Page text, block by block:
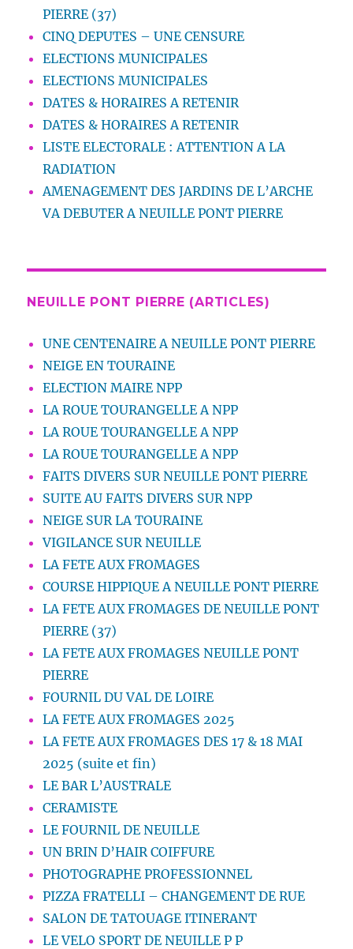
PIERRE (37)
CINQ DEPUTES – UNE CENSURE
ELECTIONS MUNICIPALES
ELECTIONS MUNICIPALES
DATES & HORAIRES A RETENIR
DATES & HORAIRES A RETENIR
LISTE ELECTORALE : ATTENTION A LA
RADIATION
AMENAGEMENT DES JARDINS DE L’ARCHE
VA DEBUTER A NEUILLE PONT PIERRE
NEUILLE PONT PIERRE (ARTICLES)
UNE CENTENAIRE A NEUILLE PONT PIERRE
NEIGE EN TOURAINE
ELECTION MAIRE NPP
LA ROUE TOURANGELLE A NPP
LA ROUE TOURANGELLE A NPP
LA ROUE TOURANGELLE A NPP
FAITS DIVERS SUR NEUILLE PONT PIERRE
SUITE AU FAITS DIVERS SUR NPP
NEIGE SUR LA TOURAINE
VIGILANCE SUR NEUILLE
LA FETE AUX FROMAGES
COURSE HIPPIQUE A NEUILLE PONT PIERRE
LA FETE AUX FROMAGES DE NEUILLE PONT
PIERRE (37)
LA FETE AUX FROMAGES NEUILLE PONT
PIERRE
FOURNIL DU VAL DE LOIRE
LA FETE AUX FROMAGES 2025
LA FETE AUX FROMAGES DES 17 & 18 MAI
2025 (suite et fin)
LE BAR L’AUSTRALE
CERAMISTE
LE FOURNIL DE NEUILLE
UN BRIN D’HAIR COIFFURE
PHOTOGRAPHE PROFESSIONNEL
PIZZA FRATELLI – CHANGEMENT DE RUE
SALON DE TATOUAGE ITINERANT
LE VELO SPORT DE NEUILLE P P